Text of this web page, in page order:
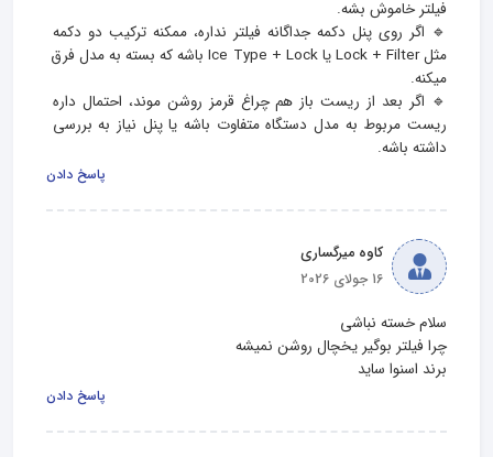
🔹 اگر روی پنل دکمه جداگانه فیلتر نداره، ممکنه ترکیب دو دکمه
مثل Lock + Filter یا Ice Type + Lock باشه که بسته به مدل فرق
🔹 اگر بعد از ریست باز هم چراغ قرمز روشن موند، احتمال داره
ریست مربوط به مدل دستگاه متفاوت باشه یا پنل نیاز به بررسی
داشته باشه.
پاسخ دادن
کاوه میرگساری
16 جولای 2026
برند اسنوا ساید
پاسخ دادن